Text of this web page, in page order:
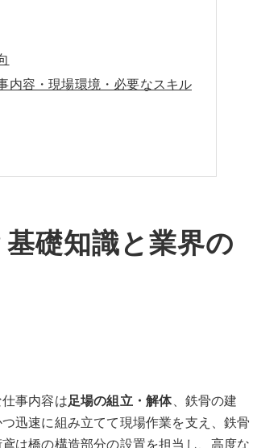
内容・現場環境・必要なスキル
礎知識と業界の
事内容は足場の組立・解体、鉄骨の建
迅速に組み立てて現場作業を支え、鉄骨
は橋の構造部分の設置を担当し、高度な